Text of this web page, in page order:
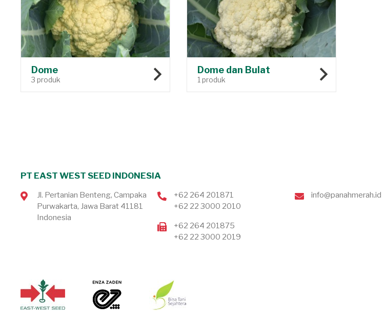
Dome
3 produk
Dome dan Bulat
1 produk
PT EAST WEST SEED INDONESIA
Jl. Pertanian Benteng, Campaka
Purwakarta, Jawa Barat 41181
Indonesia
+62 264 201871
+62 22 3000 2010
+62 264 201875
+62 22 3000 2019
info@panahmerah.id